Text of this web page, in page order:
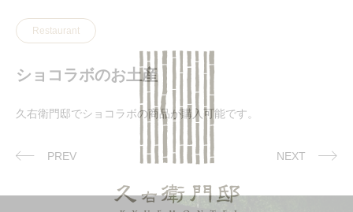
Restaurant
ショコラボのお土産
久右衛門邸でショコラボの商品が購入可能です。
PREV NEXT